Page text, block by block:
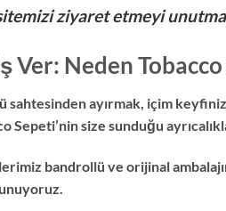
ziyaret etmeyi
Ver: Neden
ayırmak, içim
size sunduğu
bandrollü ve orijinal